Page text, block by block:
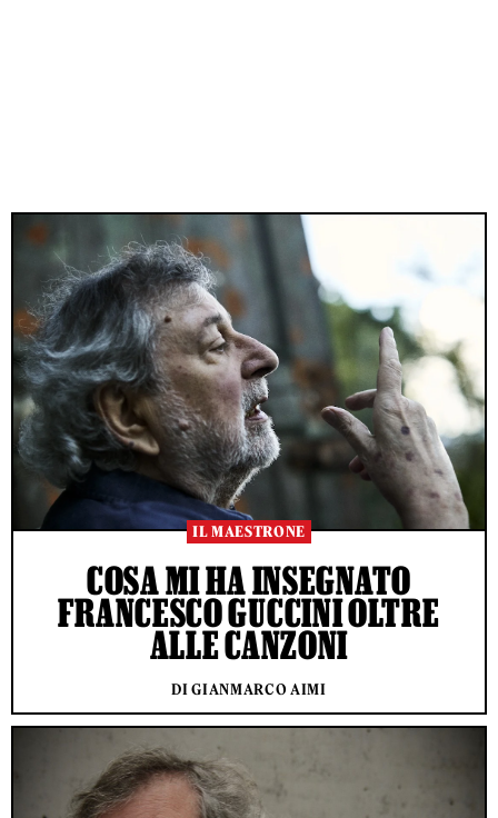
IL MAESTRONE
COSA MI HA INSEGNATO
FRANCESCO GUCCINI OLTRE
ALLE CANZONI
DI GIANMARCO AIMI